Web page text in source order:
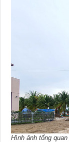
Hình ảnh tổng